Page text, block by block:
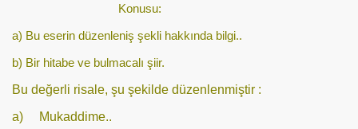
Konusu:
a) Bu eserin düzenleniş şekli hakkında bilgi..
b) Bir hitabe ve bulmacalı şiir.
Bu değerli risale, şu şekilde düzenlenmiştir :
a) Mukaddime..